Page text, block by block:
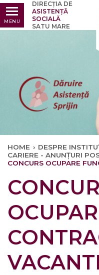
MENU
DIRECȚIA DE
ASISTENȚĂ
SOCIALĂ
SATU MARE
Ultimele
HOME › DESPRE
CARIERE - ANUNȚURI
CONCURS OCUPARE